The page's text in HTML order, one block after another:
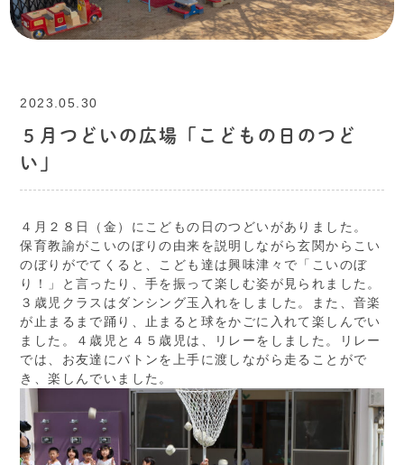
2023.05.30
５月つどいの広場「こどもの日のつど
い」
４月２８日（金）にこどもの日のつどいがありました。
保育教諭がこいのぼりの由来を説明しながら玄関からこい
のぼりがでてくると、こども達は興味津々で「こいのぼ
り！」と言ったり、手を振って楽しむ姿が見られました。
３歳児クラスはダンシング玉入れをしました。また、音楽
が止まるまで踊り、止まると球をかごに入れて楽しんでい
ました。４歳児と４５歳児は、リレーをしました。リレー
では、お友達にバトンを上手に渡しながら走ることがで
き、楽しんでいました。